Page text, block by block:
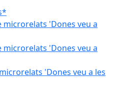
microrelats 'Dones veu a
microrelats 'Dones veu a
'Dones veu a les